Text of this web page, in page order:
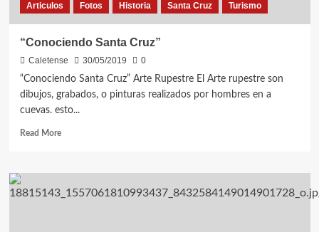
Articulos Fotos Historia Santa Cruz Turismo
“Conociendo Santa Cruz”
Caletense 30/05/2019
0
“Conociendo Santa Cruz” Arte Rupestre El Arte rupestre son
dibujos, grabados, o pinturas realizados por hombres en a
cuevas. esto...
Read MoreRead
“Conociendo
Cruz”